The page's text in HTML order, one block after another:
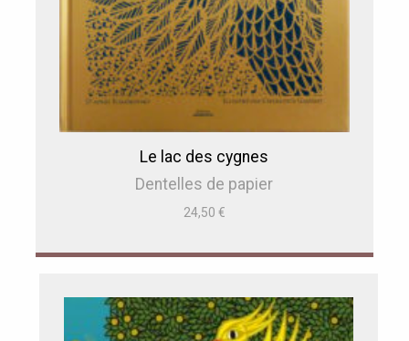
Le lac des cygnes
Dentelles de papier
24,50 €